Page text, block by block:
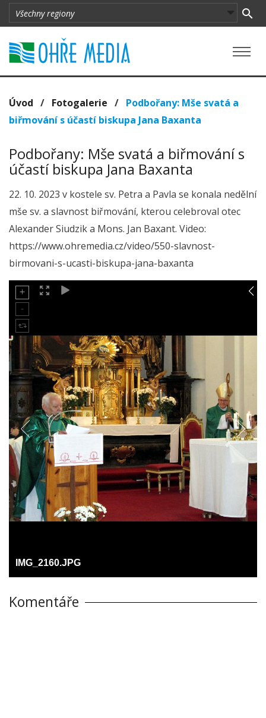
Úvod / Fotogalerie / Podbořany: Mše svatá a
biřmování s účastí biskupa Jana Baxanta
Podbořany: Mše svatá a biřmování s
účastí biskupa Jana Baxanta
22. 10. 2023 v kostele sv. Petra a Pavla se konala nedělní
mše sv. a slavnost biřmování, kterou celebroval otec
Alexander Siudzik a Mons. Jan Baxant. Video:
https://www.ohremedia.cz/video/550-slavnost-
birmovani-s-ucasti-biskupa-jana-baxanta
IMG_2160.JPG
Komentáře